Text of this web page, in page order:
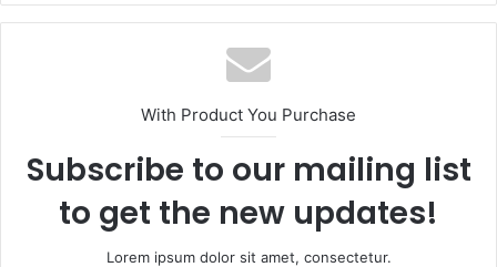
With Product You Purchase
Subscribe to our mailing list
to get the new updates!
Lorem ipsum dolor sit amet, consectetur.